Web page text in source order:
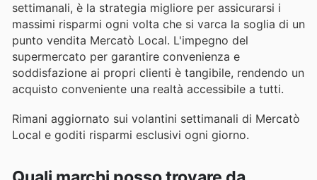
settimanali, è la strategia migliore per assicurarsi i
massimi risparmi ogni volta che si varca la soglia di un
punto vendita Mercatò Local. L'impegno del
supermercato per garantire convenienza e
soddisfazione ai propri clienti è tangibile, rendendo un
acquisto conveniente una realtà accessibile a tutti.
Rimani aggiornato sui volantini settimanali di Mercatò
Local e goditi risparmi esclusivi ogni giorno.